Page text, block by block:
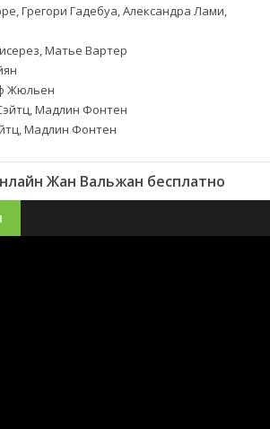
Грегори Гадебуа, Александра Лами,
Матье Вартер
Жюльен
Мадлин Фонтен
Мадлин Фонтен
Жан Вальжан бесплатно